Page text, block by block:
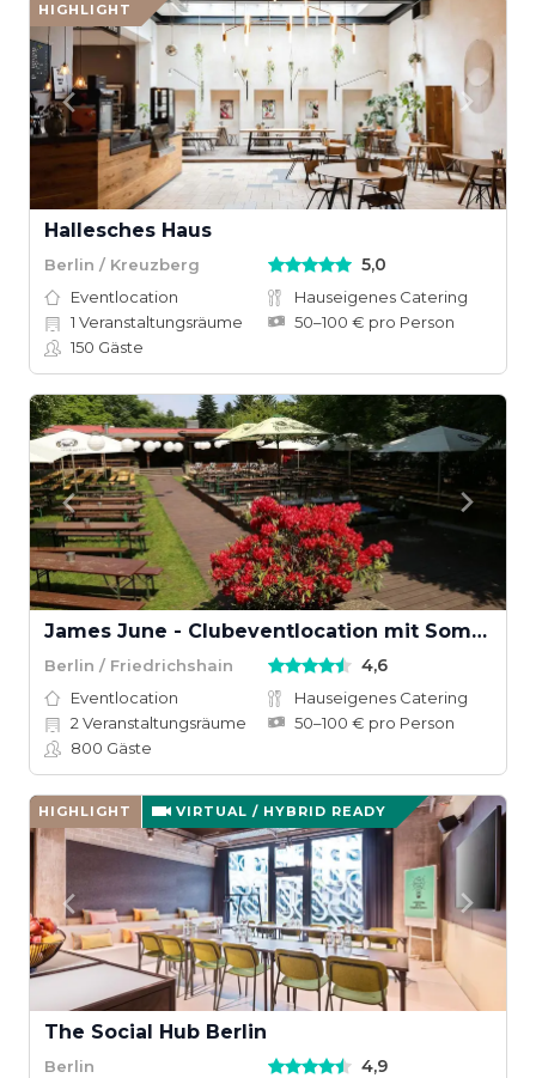
HIGHLIGHT
Hallesches Haus
Berlin / Kreuzberg 5,0
Eventlocation
Hauseigenes Catering
1 Veranstaltungsräume
50–100 € pro Person
150 Gäste
James June - Clubeventlocation mit Sommergarten
Berlin / Friedrichshain 4,6
Eventlocation
Hauseigenes Catering
2 Veranstaltungsräume
50–100 € pro Person
800 Gäste
HIGHLIGHT VIRTUAL / HYBRID READY
The Social Hub Berlin
Berlin 4,9